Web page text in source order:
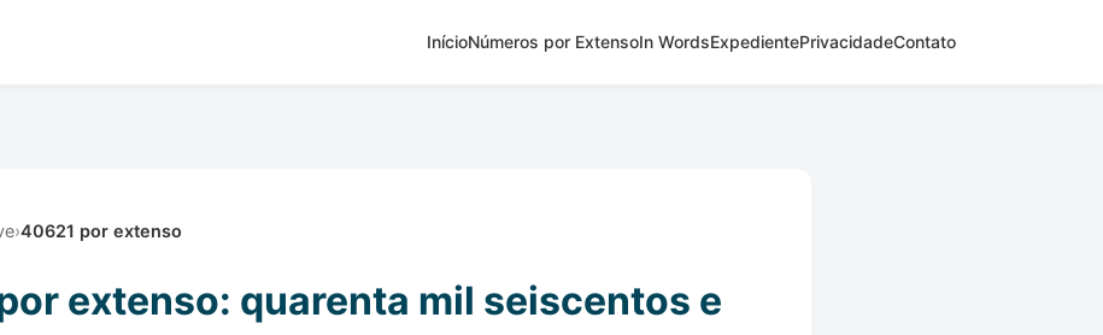
InícioNúmeros por ExtensoIn WordsExpedientePrivacidadeContato
›40621 por extenso
extenso: quarenta mil seiscentos e